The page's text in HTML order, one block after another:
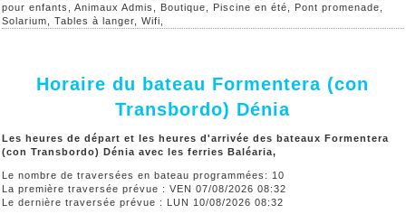
pour enfants, Animaux Admis, Boutique, Piscine en été, Pont promenade,
Solarium, Tables à langer, Wifi,
Horaire du bateau Formentera (con
Transbordo) Dénia
Les heures de départ et les heures d'arrivée des bateaux Formentera
(con Transbordo) Dénia avec les ferries Baléaria,
Le nombre de traversées en bateau programmées: 10
La première traversée prévue : VEN 07/08/2026 08:32
Le dernière traversée prévue : LUN 10/08/2026 08:32